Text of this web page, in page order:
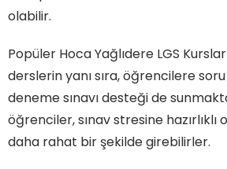
olabilir.
Popüler Hoca Yağlıdere LGS
derslerin yanı sıra, öğrencilere
deneme sınavı desteği de
öğrenciler, sınav stresine hazırlıklı
daha rahat bir şekilde girebilirler.